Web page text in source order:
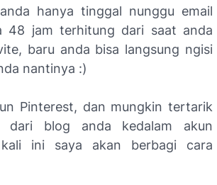
hanya tinggal nunggu email
48 jam terhitung dari saat anda
baru anda bisa langsung ngisi
nantinya :)
Pinterest, dan mungkin tertarik
dari blog anda kedalam akun
ini saya akan berbagi cara